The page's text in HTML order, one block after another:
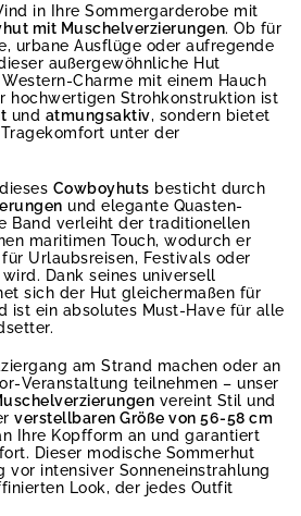
in Ihre Sommergarderobe mit
mit Muschelverzierungen. Ob für
urbane Ausflüge oder aufregende
außergewöhnliche Hut
Charme mit einem Hauch
hochwertigen Strohkonstruktion ist
und atmungsaktiv, sondern bietet
unter der
Cowboyhuts besticht durch
und elegante Quasten-
Band verleiht der traditionellen
maritimen Touch, wodurch er
Urlaubsreisen, Festivals oder
Dank seines universell
sich der Hut gleichermaßen für
ist ein absolutes Must-Have für alle
am Strand machen oder an
Veranstaltung teilnehmen – unser
vereint Stil und
verstellbaren Größe von 56-58 cm
Ihre Kopfform an und garantiert
Dieser modische Sommerhut
vor intensiver Sonneneinstrahlung
Look, der jedes Outfit